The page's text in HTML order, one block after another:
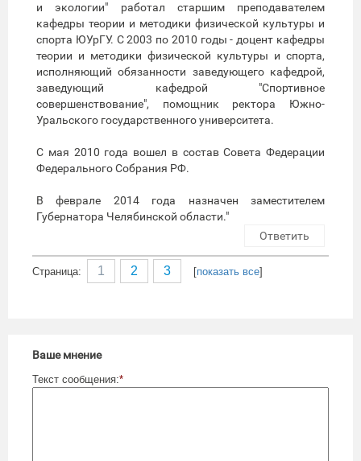
и экологии" работал старшим преподавателем
кафедры теории и методики физической культуры и
спорта ЮУрГУ. С 2003 по 2010 годы - доцент кафедры
теории и методики физической культуры и спорта,
исполняющий обязанности заведующего кафедрой,
заведующий кафедрой "Спортивное
совершенствование", помощник ректора Южно-
Уральского государственного университета.
С мая 2010 года вошел в состав Совета Федерации
Федерального Собрания РФ.
В феврале 2014 года назначен заместителем
Губернатора Челябинской области."
Ответить
Cтраница: 1 2 3 [показать все]
Ваше мнение
Текст сообщения:*